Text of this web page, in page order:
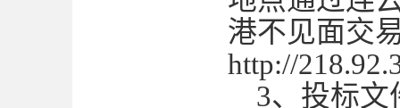
港不见面交
http://
3、投标文